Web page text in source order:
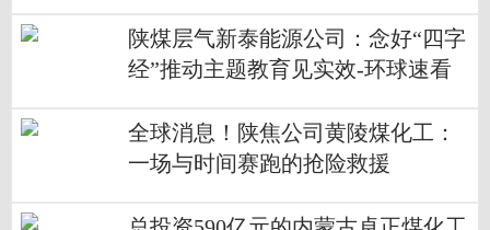
陕煤层气新泰能源公司：念好“四字
经”推动主题教育见实效-环球速看
全球消息！陕焦公司黄陵煤化工：
一场与时间赛跑的抢险救援